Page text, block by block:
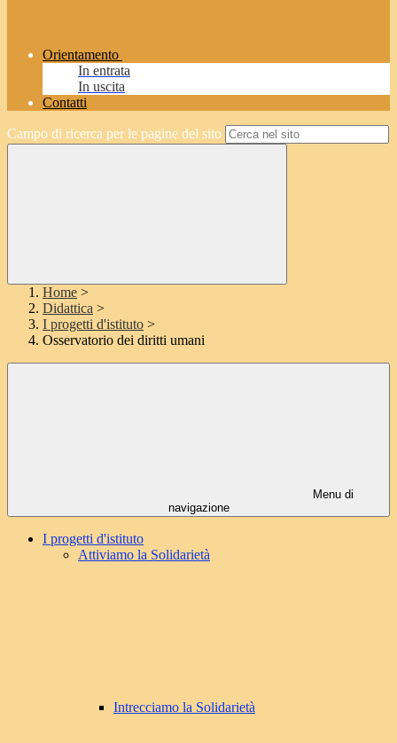
Orientamento
In entrata
In uscita
Contatti
Campo di ricerca per le pagine del sito
Home >
Didattica >
I progetti d'istituto >
Osservatorio dei diritti umani
Menu di
navigazione
I progetti d'istituto
Attiviamo la Solidarietà
Intrecciamo la Solidarietà